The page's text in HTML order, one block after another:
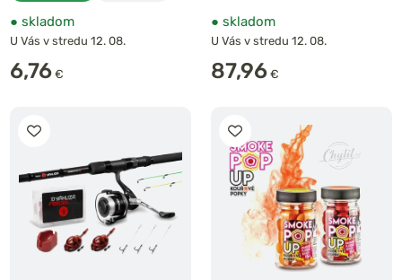
● skladom
U Vás v stredu 12. 08.
6,76 €
● skladom
U Vás v stredu 12. 08.
87,96 €